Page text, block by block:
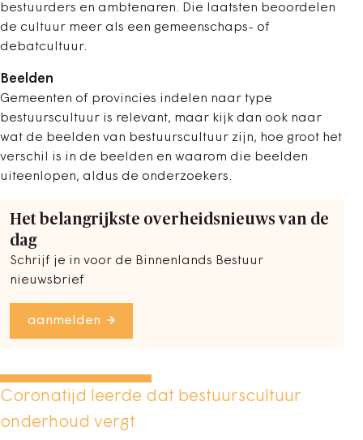
bestuurders en ambtenaren. Die laatsten beoordelen
de cultuur meer als een gemeenschaps- of
debatcultuur.
Beelden
Gemeenten of provincies indelen naar type
bestuurscultuur is relevant, maar kijk dan ook naar
wat de beelden van bestuurscultuur zijn, hoe groot het
verschil is in de beelden en waarom die beelden
uiteenlopen, aldus de onderzoekers.
Het belangrijkste overheidsnieuws van de
dag
Schrijf je in voor de Binnenlands Bestuur
nieuwsbrief
aanmelden
Coronatijd leerde dat bestuurscultuur
onderhoud vergt